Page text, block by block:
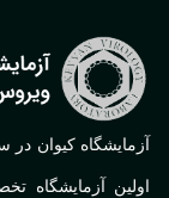
آزمایشگاه